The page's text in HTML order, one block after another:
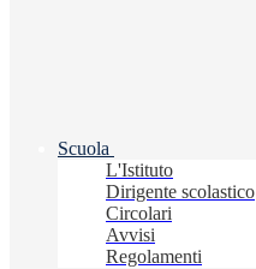
Scuola
L'Istituto
Dirigente scolastico
Circolari
Avvisi
Regolamenti